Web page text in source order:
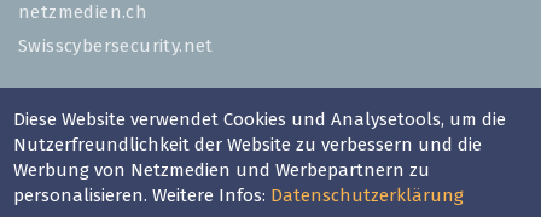
netzmedien.ch
Swisscybersecurity.net
Impressum
AGB
Nutzungsbestimmungen
Diese Website verwendet Cookies und Analysetools, um die
Nutzerfreundlichkeit der Website zu verbessern und die
Werbung von Netzmedien und Werbepartnern zu
personalisieren. Weitere Infos: Datenschutzerklärung